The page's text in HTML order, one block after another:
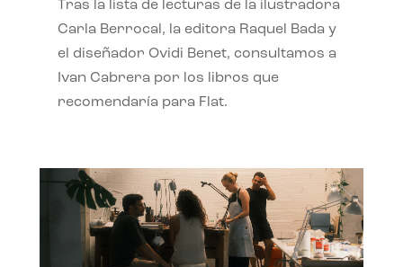
Tras la lista de lecturas de la ilustradora
Carla Berrocal, la editora Raquel Bada y
el diseñador Ovidi Benet, consultamos a
Ivan Cabrera por los libros que
recomendaría para Flat.